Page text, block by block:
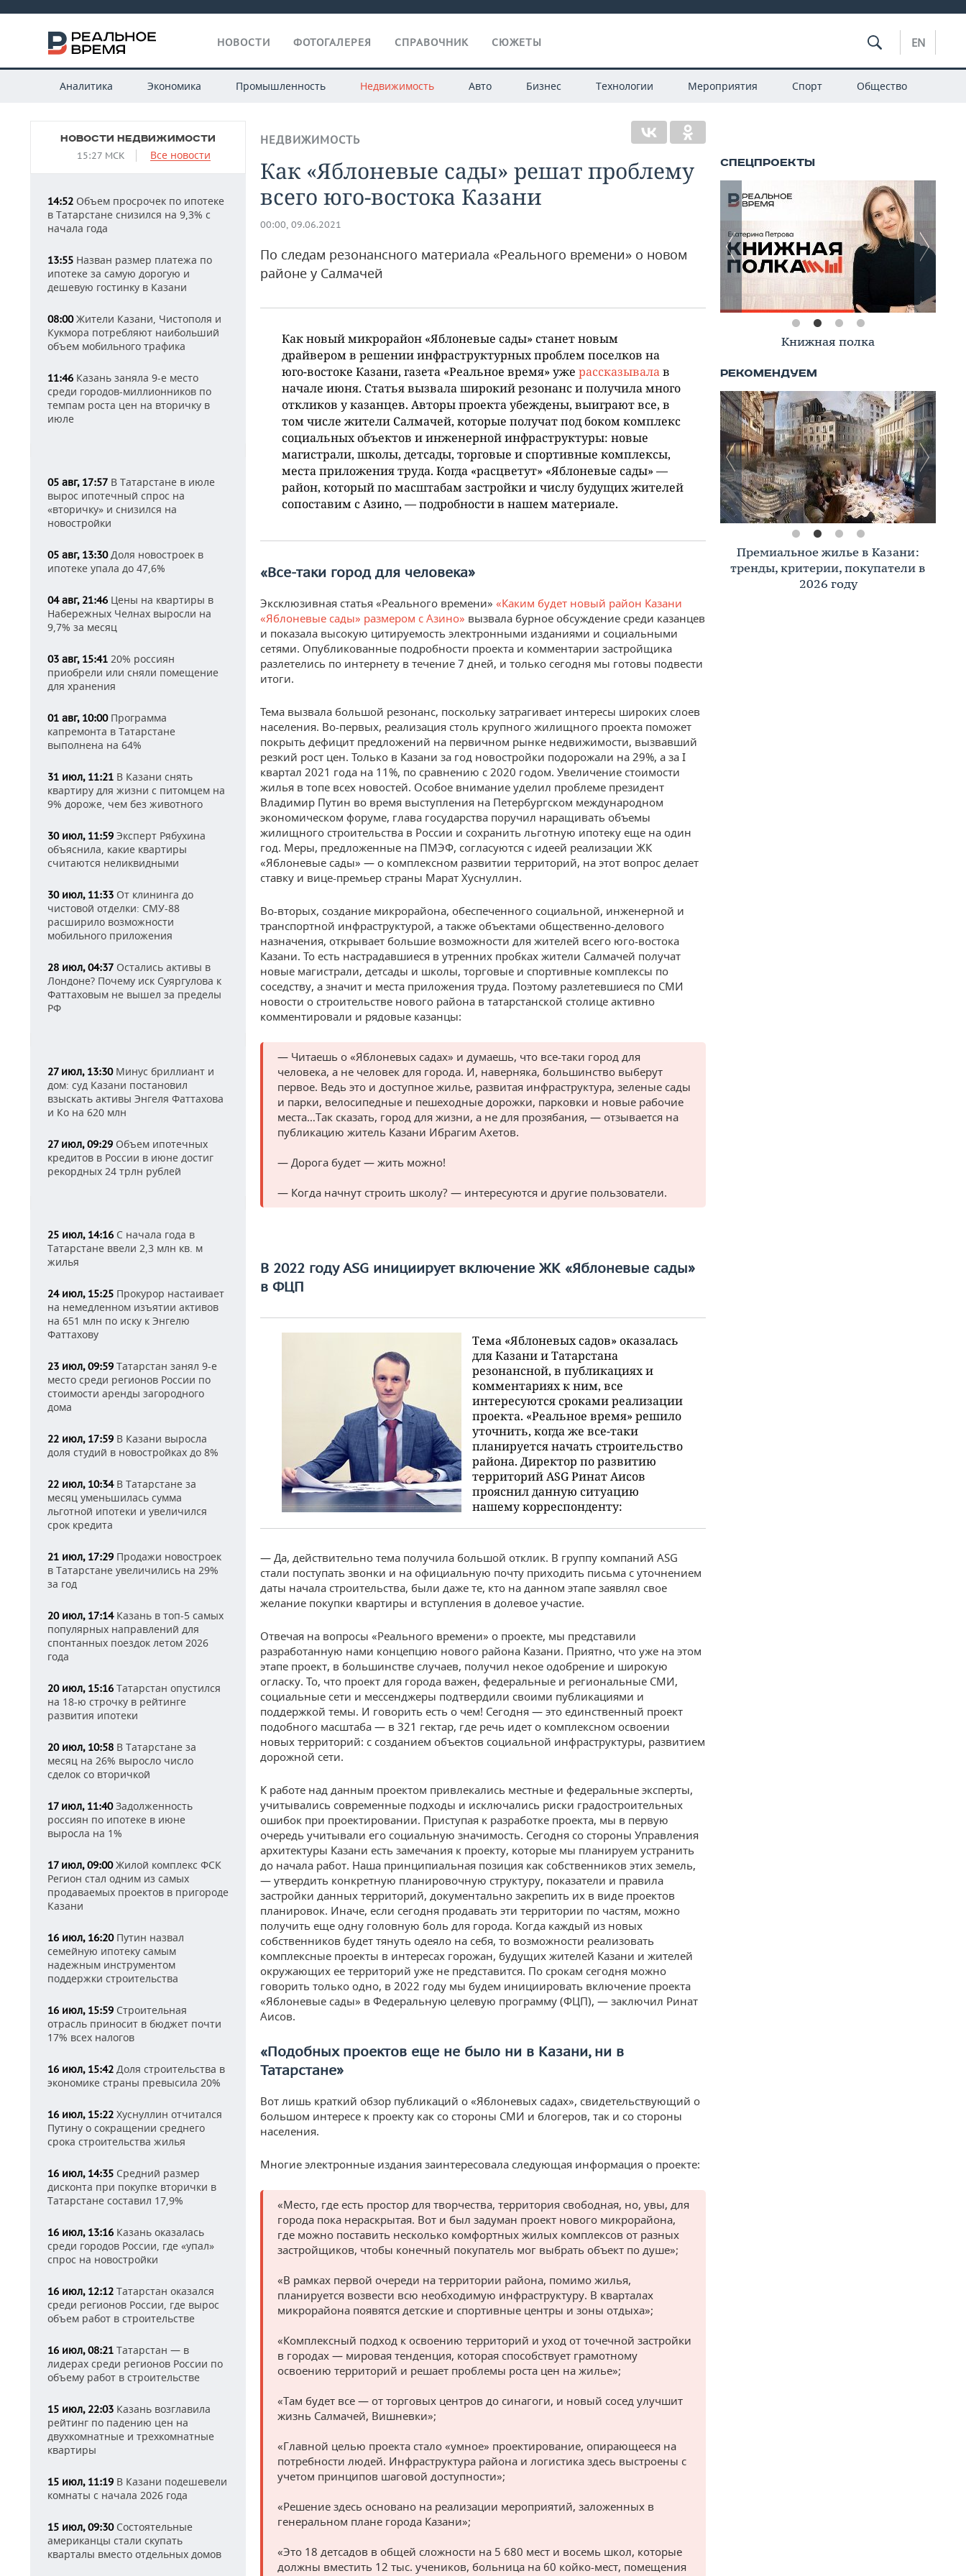
НОВОСТИ ФОТОГАЛЕРЕЯ СПРАВОЧНИК СЮЖЕТЫ EN
Аналитика Экономика Промышленность Недвижимость Авто Бизнес Технологии Мероприятия Спорт Общество
НОВОСТИ НЕДВИЖИМОСТИ
15:27 МСК Все новости
14:52 Объем просрочек по ипотеке
в Татарстане снизился на 9,3% с
начала года
13:55 Назван размер платежа по
ипотеке за самую дорогую и
дешевую гостинку в Казани
08:00Жители Казани, Чистополя и
Кукмора потребляют наибольший
объем мобильного трафика
11:46 Казань заняла 9-е место
среди городов-миллионников по
темпам роста цен на вторичку в
июле
05 авг, 17:57 В Татарстане в июле
вырос ипотечный спрос на
«вторичку» и снизился на
новостройки
05 авг, 13:30Доля новостроек в
ипотеке упала до 47,6%
04 авг, 21:46 Цены на квартиры в
Набережных Челнах выросли на
9,7% за месяц
03 авг, 15:41 20% россиян
приобрели или сняли помещение
для хранения
01 авг, 10:00Программа
капремонта в Татарстане
выполнена на 64%
31 июл, 11:21 В Казани снять
квартиру для жизни с питомцем на
9% дороже, чем без животного
30 июл, 11:59 Эксперт Рябухина
объяснила, какие квартиры
считаются неликвидными
30 июл, 11:33 От клининга до
чистовой отделки: СМУ-88
расширило возможности
мобильного приложения
28 июл, 04:37 Остались активы в
Лондоне? Почему иск Суяргулова к
Фаттаховым не вышел за пределы
РФ
27 июл, 13:30Минус бриллиант и
дом: суд Казани постановил
взыскать активы Энгеля Фаттахова
и Ко на 620 млн
27 июл, 09:29 Объем ипотечных
кредитов в России в июне достиг
рекордных 24 трлн рублей
25 июл, 14:16 С начала года в
Татарстане ввели 2,3 млн кв. м
жилья
24 июл, 15:25 Прокурор настаивает
на немедленном изъятии активов
на 651 млн по иску к Энгелю
Фаттахову
23 июл, 09:59 Татарстан занял 9-е
место среди регионов России по
стоимости аренды загородного
дома
22 июл, 17:59 В Казани выросла
доля студий в новостройках до 8%
22 июл, 10:34В Татарстане за
месяц уменьшилась сумма
льготной ипотеки и увеличился
срок кредита
21 июл, 17:29 Продажи новостроек
в Татарстане увеличились на 29%
за год
20 июл, 17:14Казань в топ-5 самых
популярных направлений для
спонтанных поездок летом 2026
года
20 июл, 15:16 Татарстан опустился
на 18-ю строчку в рейтинге
развития ипотеки
20 июл, 10:58 В Татарстане за
месяц на 26% выросло число
сделок со вторичкой
17 июл, 11:40Задолженность
россиян по ипотеке в июне
выросла на 1%
17 июл, 09:00Жилой комплекс ФСК
Регион стал одним из самых
продаваемых проектов в пригороде
Казани
16 июл, 16:20Путин назвал
семейную ипотеку самым
надежным инструментом
поддержки строительства
16 июл, 15:59 Строительная
отрасль приносит в бюджет почти
17% всех налогов
16 июл, 15:42 Доля строительства в
экономике страны превысила 20%
16 июл, 15:22 Хуснуллин отчитался
Путину о сокращении среднего
срока строительства жилья
16 июл, 14:35 Средний размер
дисконта при покупке вторички в
Татарстане составил 17,9%
16 июл, 13:16 Казань оказалась
среди городов России, где «упал»
спрос на новостройки
16 июл, 12:12 Татарстан оказался
среди регионов России, где вырос
объем работ в строительстве
16 июл, 08:21 Татарстан — в
лидерах среди регионов России по
объему работ в строительстве
15 июл, 22:03 Казань возглавила
рейтинг по падению цен на
двухкомнатные и трехкомнатные
квартиры
15 июл, 11:19 В Казани подешевели
комнаты с начала 2026 года
15 июл, 09:30Состоятельные
американцы стали скупать
кварталы вместо отдельных домов
НЕДВИЖИМОСТЬ
Как «Яблоневые сады» решат проблему
всего юго-востока Казани
00:00, 09.06.2021
По следам резонансного материала «Реального времени» о новом
районе у Салмачей
Как новый микрорайон «Яблоневые сады» станет новым
драйвером в решении инфраструктурных проблем поселков на
юго-востоке Казани, газета «Реальное время» уже рассказывала в
начале июня. Статья вызвала широкий резонанс и получила много
откликов у казанцев. Авторы проекта убеждены, выиграют все, в
том числе жители Салмачей, которые получат под боком комплекс
социальных объектов и инженерной инфраструктуры: новые
магистрали, школы, детсады, торговые и спортивные комплексы,
места приложения труда. Когда «расцветут» «Яблоневые сады» —
район, который по масштабам застройки и числу будущих жителей
сопоставим с Азино, — подробности в нашем материале.
«Все-таки город для человека»
Эксклюзивная статья «Реального времени» «Каким будет новый район Казани
«Яблоневые сады» размером с Азино» вызвала бурное обсуждение среди казанцев
и показала высокую цитируемость электронными изданиями и социальными
сетями. Опубликованные подробности проекта и комментарии застройщика
разлетелись по интернету в течение 7 дней, и только сегодня мы готовы подвести
итоги.
Тема вызвала большой резонанс, поскольку затрагивает интересы широких слоев
населения. Во-первых, реализация столь крупного жилищного проекта поможет
покрыть дефицит предложений на первичном рынке недвижимости, вызвавший
резкий рост цен. Только в Казани за год новостройки подорожали на 29%, а за I
квартал 2021 года на 11%, по сравнению с 2020 годом. Увеличение стоимости
жилья в топе всех новостей. Особое внимание уделил проблеме президент
Владимир Путин во время выступления на Петербургском международном
экономическом форуме, глава государства поручил наращивать объемы
жилищного строительства в России и сохранить льготную ипотеку еще на один
год. Меры, предложенные на ПМЭФ, согласуются с идеей реализации ЖК
«Яблоневые сады» — о комплексном развитии территорий, на этот вопрос делает
ставку и вице-премьер страны Марат Хуснуллин.
Во-вторых, создание микрорайона, обеспеченного социальной, инженерной и
транспортной инфраструктурой, а также объектами общественно-делового
назначения, открывает большие возможности для жителей всего юго-востока
Казани. То есть настрадавшиеся в утренних пробках жители Салмачей получат
новые магистрали, детсады и школы, торговые и спортивные комплексы по
соседству, а значит и места приложения труда. Поэтому разлетевшиеся по СМИ
новости о строительстве нового района в татарстанской столице активно
комментировали и рядовые казанцы:
— Читаешь о «Яблоневых садах» и думаешь, что все-таки город для
человека, а не человек для города. И, наверняка, большинство выберут
первое. Ведь это и доступное жилье, развитая инфраструктура, зеленые сады
и парки, велосипедные и пешеходные дорожки, парковки и новые рабочие
места…Так сказать, город для жизни, а не для прозябания, — отзывается на
публикацию житель Казани Ибрагим Ахетов.
— Дорога будет — жить можно!
— Когда начнут строить школу? — интересуются и другие пользователи.
В 2022 годуASG инициирует включение ЖК «Яблоневые сады»
в ФЦП
Тема «Яблоневых садов» оказалась
для Казани и Татарстана
резонансной, в публикациях и
комментариях к ним, все
интересуются сроками реализации
проекта. «Реальное время» решило
уточнить, когда же все-таки
планируется начать строительство
района. Директор по развитию
территорий ASG Ринат Аисов
прояснил данную ситуацию
нашему корреспонденту:
— Да, действительно тема получила большой отклик. В группу компаний ASG
стали поступать звонки и на официальную почту приходить письма с уточнением
даты начала строительства, были даже те, кто на данном этапе заявлял свое
желание покупки квартиры и вступления в долевое участие.
Отвечая на вопросы «Реального времени» о проекте, мы представили
разработанную нами концепцию нового района Казани. Приятно, что уже на этом
этапе проект, в большинстве случаев, получил некое одобрение и широкую
огласку. То, что проект для города важен, федеральные и региональные СМИ,
социальные сети и мессенджеры подтвердили своими публикациями и
поддержкой темы. И говорить есть о чем! Сегодня — это единственный проект
подобного масштаба — в 321 гектар, где речь идет о комплексном освоении
новых территорий: с созданием объектов социальной инфраструктуры, развитием
дорожной сети.
К работе над данным проектом привлекались местные и федеральные эксперты,
учитывались современные подходы и исключались риски градостроительных
ошибок при проектировании. Приступая к разработке проекта, мы в первую
очередь учитывали его социальную значимость. Сегодня со стороны Управления
архитектуры Казани есть замечания к проекту, которые мы планируем устранить
до начала работ. Наша принципиальная позиция как собственников этих земель,
— утвердить конкретную планировочную структуру, показатели и правила
застройки данных территорий, документально закрепить их в виде проектов
планировок. Иначе, если сегодня продавать эти территории по частям, можно
получить еще одну головную боль для города. Когда каждый из новых
собственников будет тянуть одеяло на себя, то возможности реализовать
комплексные проекты в интересах горожан, будущих жителей Казани и жителей
окружающих ее территорий уже не представится. По срокам сегодня можно
говорить только одно, в 2022 году мы будем инициировать включение проекта
«Яблоневые сады» в Федеральную целевую программу (ФЦП), — заключил Ринат
Аисов.
«Подобных проектов еще не было ни в Казани, ни в
Татарстане»
Вот лишь краткий обзор публикаций о «Яблоневых садах», свидетельствующий о
большом интересе к проекту как со стороны СМИ и блогеров, так и со стороны
населения.
Многие электронные издания заинтересовала следующая информация о проекте:
«Место, где есть простор для творчества, территория свободная, но, увы, для
города пока нераскрытая. Вот и был задуман проект нового микрорайона,
где можно поставить несколько комфортных жилых комплексов от разных
застройщиков, чтобы конечный покупатель мог выбрать объект по душе»;
«В рамках первой очереди на территории района, помимо жилья,
планируется возвести всю необходимую инфраструктуру. В кварталах
микрорайона появятся детские и спортивные центры и зоны отдыха»;
«Комплексный подход к освоению территорий и уход от точечной застройки
в городах — мировая тенденция, которая способствует грамотному
освоению территорий и решает проблемы роста цен на жилье»;
«Там будет все — от торговых центров до синагоги, и новый сосед улучшит
жизнь Салмачей, Вишневки»;
«Главной целью проекта стало «умное» проектирование, опирающееся на
потребности людей. Инфраструктура района и логистика здесь выстроены с
учетом принципов шаговой доступности»;
«Решение здесь основано на реализации мероприятий, заложенных в
генеральном плане города Казани»;
«Это 18 детсадов в общей сложности на 5 680 мест и восемь школ, которые
должны вместить 12 тыс. учеников, больница на 60 койко-мест, помещения
Книжная полка
Премиальное жилье в Казани:
тренды, критерии, покупатели в
2026 году